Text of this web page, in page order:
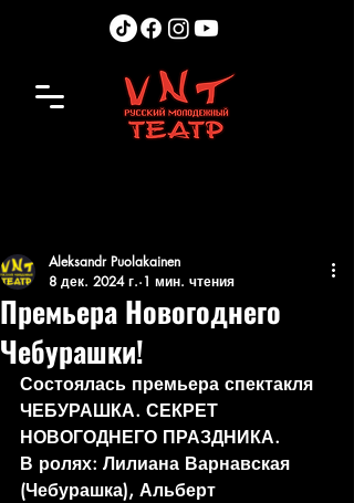
Премьера Новогоднего
Чебурашки!
Aleksandr Puolakainen
8 дек. 2024 г. 1 мин. чтения
Состоялась премьера спектакля
ЧЕБУРАШКА. СЕКРЕТ
НОВОГОДНЕГО ПРАЗДНИКА.
В ролях: Лилиана Варнавская
(Чебурашка), Альберт